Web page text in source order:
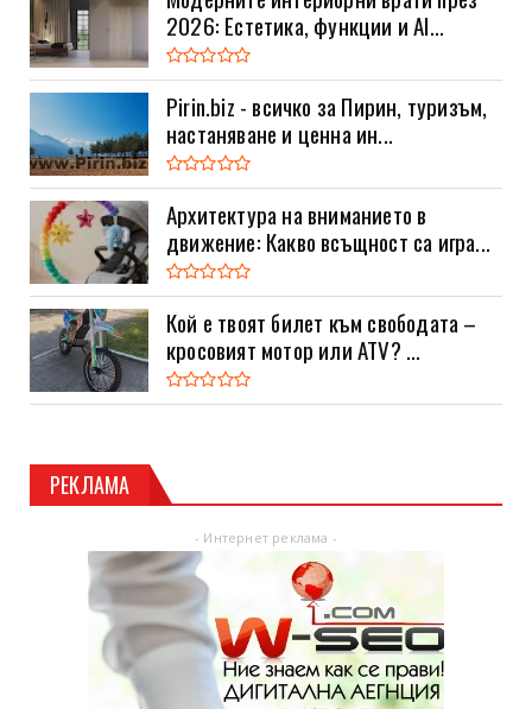
2026: Естетика, функции и AI...
Pirin.biz - всичко за Пирин, туризъм,
настаняване и ценна ин...
Архитектура на вниманието в
движение: Какво всъщност са игра...
Кой е твоят билет към свободата –
кросовият мотор или ATV? ...
РЕКЛАМА
- Интернет реклама -